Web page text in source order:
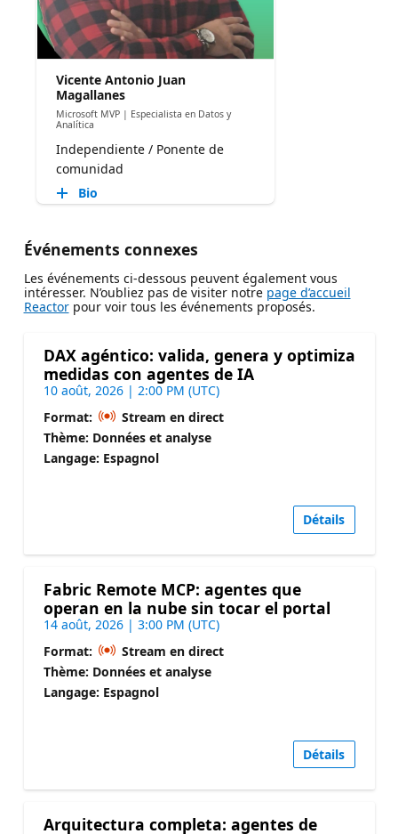
Vicente Antonio Juan
Magallanes
Microsoft MVP | Especialista en Datos y
Analítica
Independiente / Ponente de
comunidad
Bio
Événements connexes
Les événements ci-dessous peuvent également vous
intéresser. N’oubliez pas de visiter notre page d’accueil
Reactorpour voir tous les événements proposés.
DAX agéntico: valida, genera y optimiza
medidas con agentes de IA
10 août, 2026 | 2:00 PM (UTC)
Format:
Stream en direct
Thème: Données et analyse
Langage: Espagnol
Détails
Fabric Remote MCP: agentes que
operan en la nube sin tocar el portal
14 août, 2026 | 3:00 PM (UTC)
Format:
Stream en direct
Thème: Données et analyse
Langage: Espagnol
Détails
Arquitectura completa: agentes de